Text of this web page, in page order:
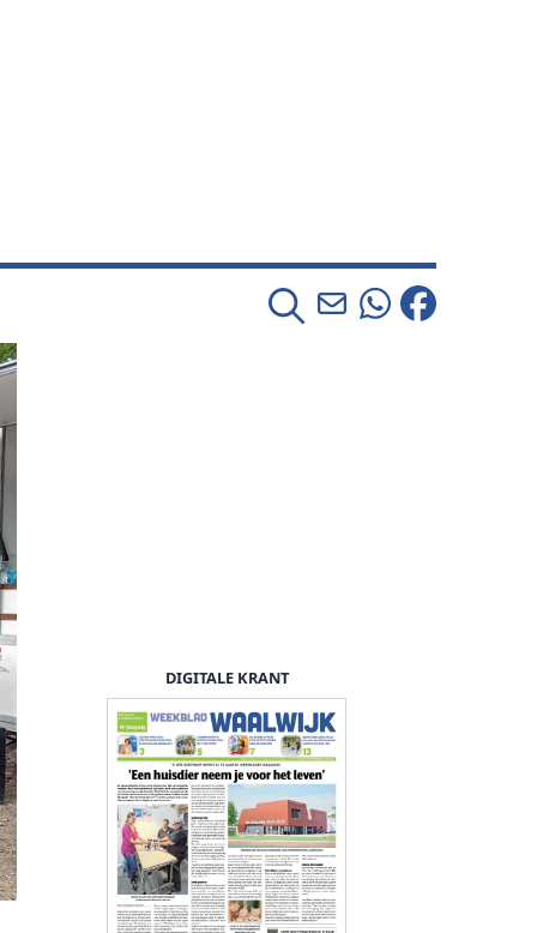
DIGITALE KRANT